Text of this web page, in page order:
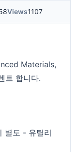
Views1107
Materials,
트 합니다.
별도 - 유틸리